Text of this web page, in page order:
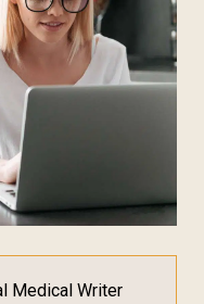
Medical Writer